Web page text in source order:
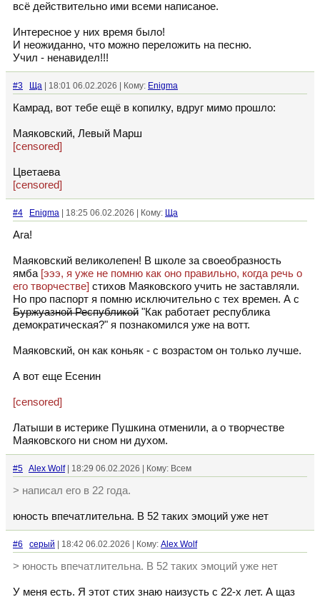
всё действительно ими всеми написаное.
Интересное у них время было!
И неожиданно, что можно переложить на песню.
Учил - ненавидел!!!
#3 Ща | 18:01 06.02.2026 | Кому: Enigma
Камрад, вот тебе ещё в копилку, вдруг мимо прошло:
Маяковский, Левый Марш
[censored]
Цветаева
[censored]
#4 Enigma | 18:25 06.02.2026 | Кому: Ща
Ага!
Маяковский великолепен! В школе за своеобразность
ямба [эээ, я уже не помню как оно правильно, когда речь о
его творчестве] стихов Маяковского учить не заставляли.
Но про паспорт я помню исключительно с тех времен. А с
Буржуазной Республикой "Как работает республика
демократическая?" я познакомился уже на вотт.
Маяковский, он как коньяк - с возрастом он только лучше.
А вот еще Есенин
[censored]
Латыши в истерике Пушкина отменили, а о творчестве
Маяковского ни сном ни духом.
#5 Alex Wolf| 18:29 06.02.2026 | Кому: Всем
> написал его в 22 года.
юность впечатлительна. В 52 таких эмоций уже нет
#6 серый | 18:42 06.02.2026 | Кому: Alex Wolf
> юность впечатлительна. В 52 таких эмоций уже нет
У меня есть. Я этот стих знаю наизусть с 22-х лет. А щаз